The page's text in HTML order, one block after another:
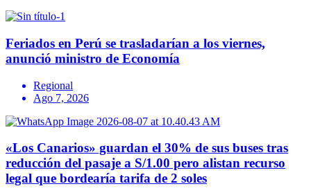
Feriados en Perú se trasladarían a los viernes,
anunció ministro de Economía
Regional
Ago 7, 2026
«Los Canarios» guardan el 30% de sus buses tras
reducción del pasaje a S/1.00 pero alistan recurso
legal que bordearía tarifa de 2 soles